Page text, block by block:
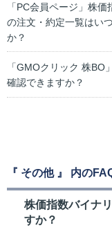
「PC会員ページ」株
の注文・約定一覧はい
か？
「GMOクリック 株
確認できますか？
『 その他 』 内の
株価指数バイナ
すか？